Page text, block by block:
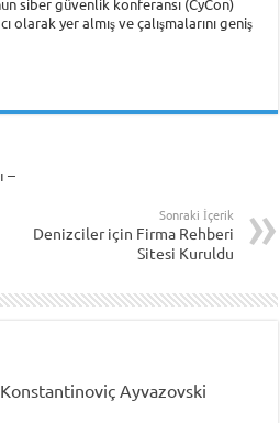
olarak yer almış ve çalışmalarını geniş
–
Sonraki İçerik
Denizciler için Firma Rehberi
Sitesi Kuruldu
Ayvazovski